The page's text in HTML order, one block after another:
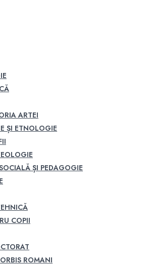
ARTEI
ȘI ETNOLOGIE
ȘI PEDAGOGIE
COPII
ROMANI